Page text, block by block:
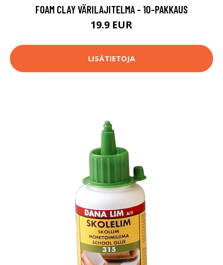
FOAM CLAY VÄRILAJITELMA - 10-PAKKAUS
19.9 EUR
LISÄTIETOJA